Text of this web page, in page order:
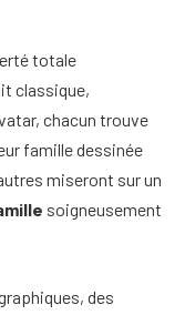
totale
classique,
chacun trouve
famille dessinée
miseront sur un
soigneusement
des